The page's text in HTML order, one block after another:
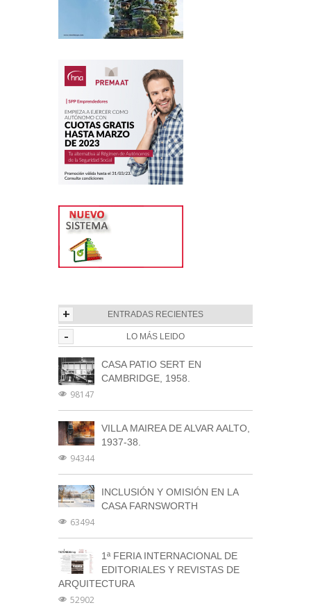
ENTRADAS RECIENTES
+
LO MÁS LEIDO
-
CASA PATIO SERT EN
CAMBRIDGE, 1958.
98147
VILLA MAIREA DE ALVAR AALTO,
1937-38.
94344
INCLUSIÓN Y OMISIÓN EN LA
CASA FARNSWORTH
63494
1ª FERIA INTERNACIONAL DE
EDITORIALES Y REVISTAS DE
ARQUITECTURA
52902